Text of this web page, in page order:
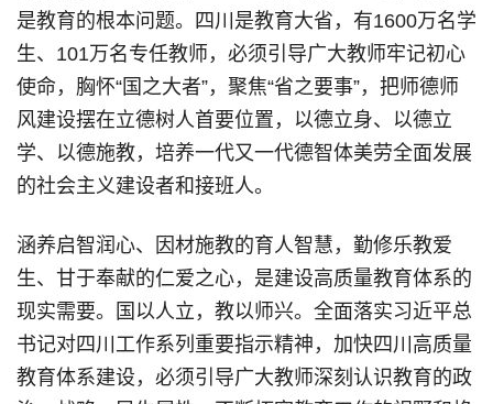
是教育的根本问题。四川是教育大省，有1600万名学
生、101万名专任教师，必须引导广大教师牢记初心
使命，胸怀“国之大者”，聚焦“省之要事”，把师德师
风建设摆在立德树人首要位置，以德立身、以德立
学、以德施教，培养一代又一代德智体美劳全面发展
的社会主义建设者和接班人。
涵养启智润心、因材施教的育人智慧，勤修乐教爱
生、甘于奉献的仁爱之心，是建设高质量教育体系的
现实需要。国以人立，教以师兴。全面落实习近平总
书记对四川工作系列重要指示精神，加快四川高质量
教育体系建设，必须引导广大教师深刻认识教育的政